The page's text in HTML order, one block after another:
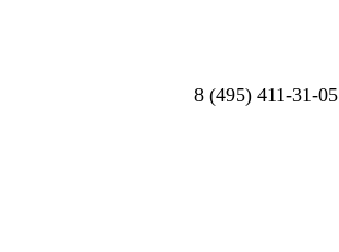
8 (495) 411-31-05